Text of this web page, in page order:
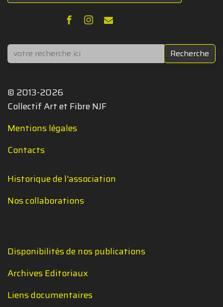
Rechercher Recherche
© 2013-2026
Collectif Art et Fibre NJF
Mentions légales
Contacts
Historique de l'association
Nos collaborations
Disponibilités de nos publications
Archives Editoriaux
Liens documentaires